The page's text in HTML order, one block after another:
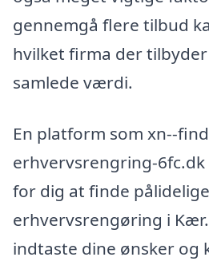
gennemgå flere tilbud
hvilket firma der
samlede værdi.
En platform som xn--
erhvervsrengring-
for dig at finde
erhvervsrengøring i
indtaste dine ønsker og